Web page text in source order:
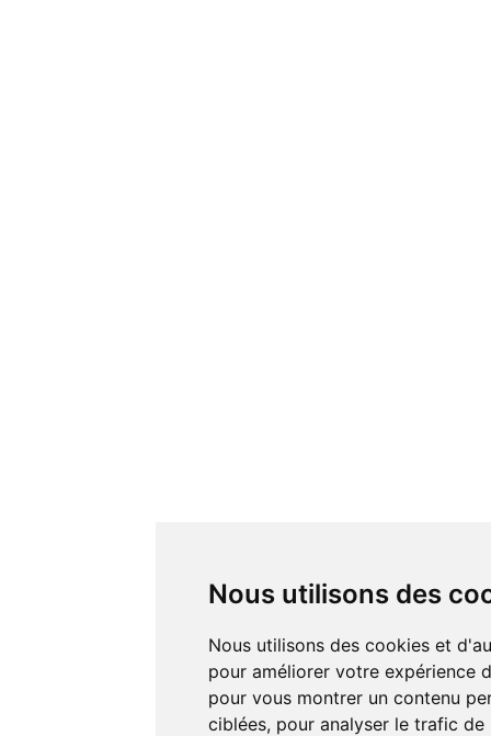
Nous utilisons des
Nous utilisons des cookies et d'autres technologies de suivi
pour améliorer votre expérience
pour vous montrer un contenu
ciblées, pour analyser le trafic